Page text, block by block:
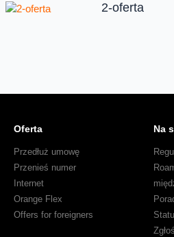
2-oferta
Oferta
Przedłuż umowę
Przenieś numer
Internet
Orange Flex
Offers for foreigners
Na